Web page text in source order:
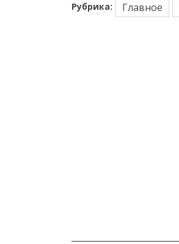
Рубрика: Главное